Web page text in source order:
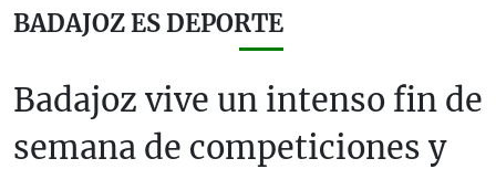
BADAJOZ ES DEPORTE
Badajoz vive un intenso fin de
semana de competiciones y